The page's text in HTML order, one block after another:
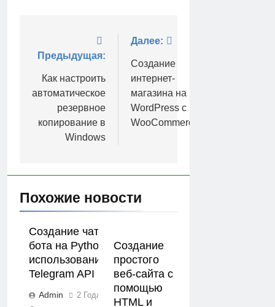
Навигация
по
записям
Предыдущая:
Как настроить
автоматическое
резервное
копирование в
Windows
Далее:
Создание
интернет-
магазина на
WordPress с
WooCommerce
Похожие новости
Создание чат-
бота на Python с
использованием
Telegram API
Admin
2 Года
Создание
простого
веб-сайта с
помощью
HTML и